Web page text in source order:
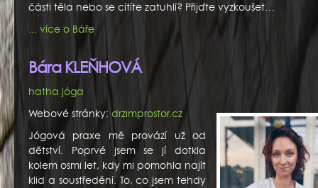
části těla nebo se cítíte zatuhlí? Přijďte vyzkoušet…
... více o Báře
Bára KLEŇHOVÁ
hatha jóga
Webové stránky: drzimprostor.cz
Jógová praxe mě provází už od
dětství. Poprvé jsem se jí dotkla
kolem osmi let, kdy mi pomohla najít
klid a soustředění. To, co jsem tehdy